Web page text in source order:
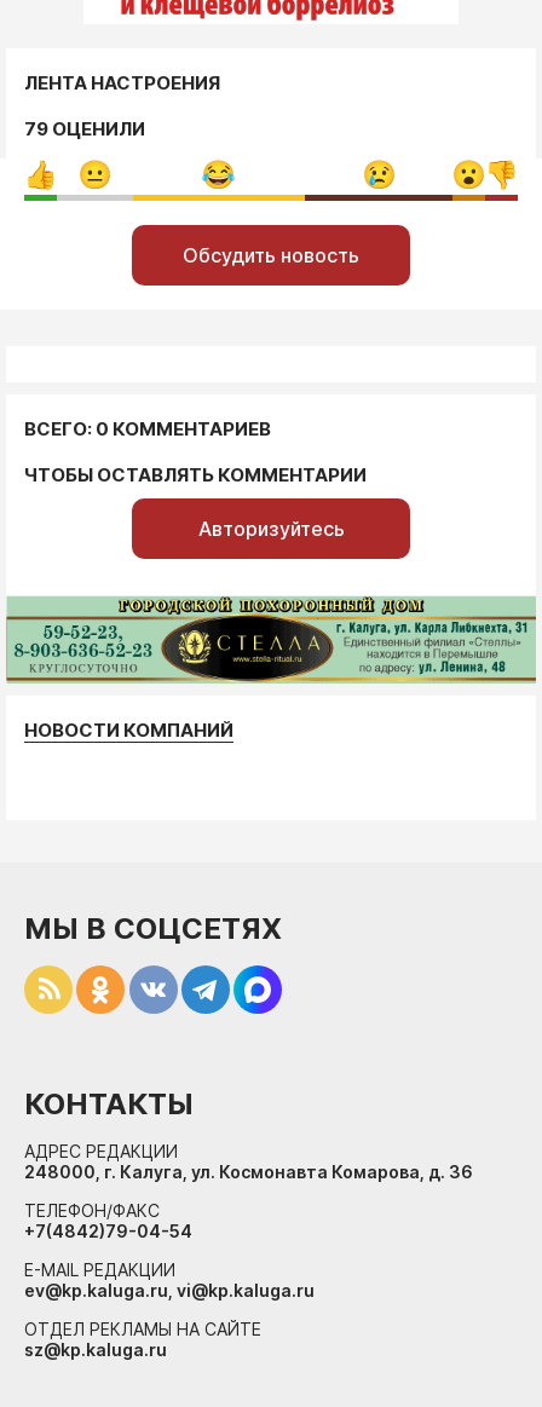
ЛЕНТА НАСТРОЕНИЯ
79 ОЦЕНИЛИ
Обсудить новость
ВСЕГО: 0 КОММЕНТАРИЕВ
ЧТОБЫ ОСТАВЛЯТЬ КОММЕНТАРИИ
Авторизуйтесь
НОВОСТИ КОМПАНИЙ
МЫ В СОЦСЕТЯХ
КОНТАКТЫ
АДРЕС РЕДАКЦИИ
248000, г. Калуга, ул. Космонавта Комарова, д. 36
ТЕЛЕФОН/ФАКС
+7(4842)79-04-54
E-MAIL РЕДАКЦИИ
ev@kp.kaluga.ru, vi@kp.kaluga.ru
ОТДЕЛ РЕКЛАМЫ НА САЙТЕ
sz@kp.kaluga.ru